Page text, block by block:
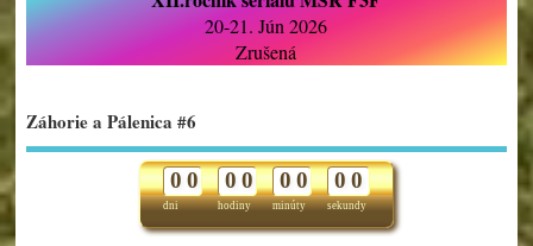
20-21. Jún 2026
Zrušená
Záhorie a Pálenica #6
dni
0 0
hodiny
0 0
minúty
0 0
sekundy
0 0